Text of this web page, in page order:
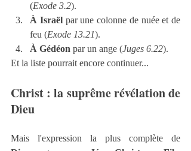
(Exode 3.2).
À Israël par une colonne de nuée et de
feu (Exode 13.21).
À Gédéon par un ange (Juges 6.22).
Et la liste pourrait encore continuer...
Christ : la suprême révélation de
Dieu